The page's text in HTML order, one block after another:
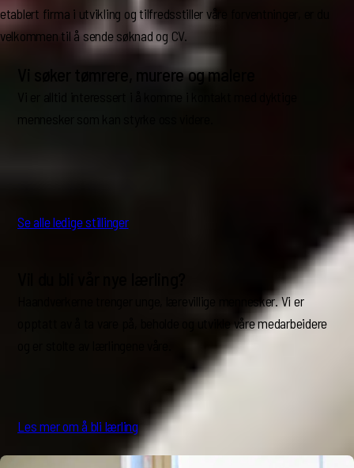
etablert firma i utvikling og tilfredsstiller våre forventninger, er du
velkommen til å sende søknad og CV.
Vi søker tømrere, murere og malere
Se alle ledige stillinger
Haandverkerne trenger unge, lærevillige mennesker. Vi er
opptatt av å ta vare på, beholde og utvikle våre medarbeidere
Les mer om å bli lærling